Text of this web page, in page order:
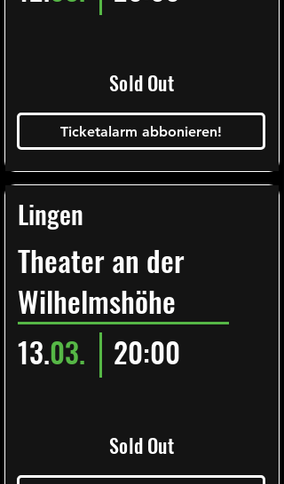
Sold Out
Ticketalarm abbonieren!
Lingen
Theater an der
Wilhelmshöhe
13.03. 20:00
Sold Out